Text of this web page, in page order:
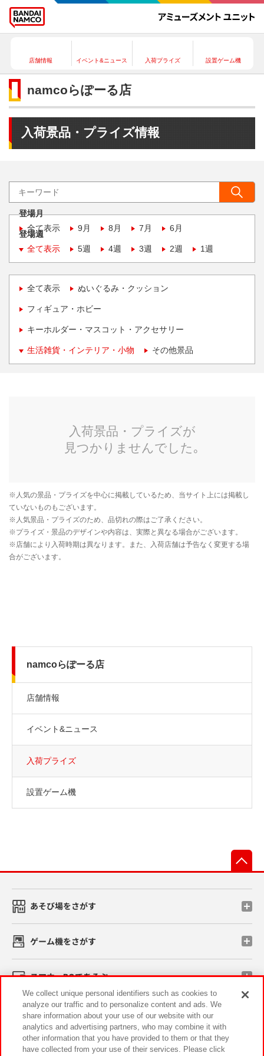
店舗情報 イベント&ニュース 入荷プライズ 設置ゲーム機
namcoらぽーる店
入荷景品・プライズ情報
登場月
全て表示
9月 8月 7月 6月
登場週
全て表示
5週 4週 3週 2週 1週
全て表示 ぬいぐるみ・クッション
フィギュア・ホビー
キーホルダー・マスコット・アクセサリー
生活雑貨・インテリア・小物 その他景品
namcoらぽーる店
店舗情報
イベント&ニュース
入荷プライズ
設置ゲーム機
あそび場をさがす
ゲーム機をさがす
スマホ・PCであそぶ
イベント・キャンペーン
We collect unique personal identifiers such as cookies to
analyze our traffic and to personalize content and ads. We
share information about your use of our website with our
analytics and advertising partners, who may combine it with
other information that you have provided to them or that they
have collected from your use of their services. Please click